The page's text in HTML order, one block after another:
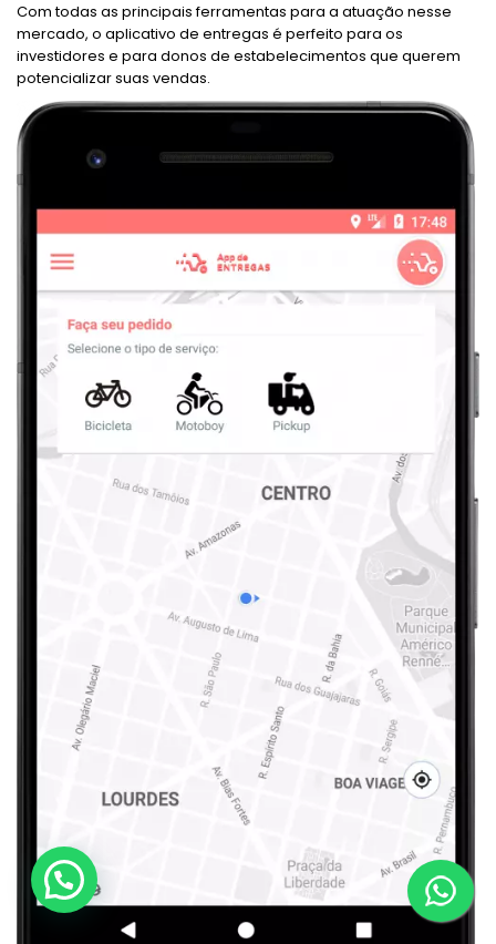
Com todas as principais ferramentas para a atuação nesse
mercado, o aplicativo de entregas é perfeito para os
investidores e para donos de estabelecimentos que querem
potencializar suas vendas.